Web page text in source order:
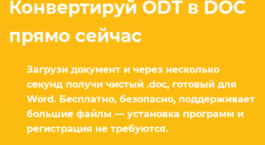
Конвертируй ODT в DOC
прямо сейчас
Загрузи документ и через несколько
секунд получи чистый .doc, готовый для
Word. Бесплатно, безопасно, поддерживает
большие файлы — установка программ и
регистрация не требуются.